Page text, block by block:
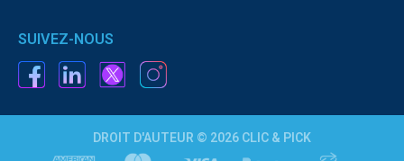
SUIVEZ-NOUS
DROIT D'AUTEUR © 2026 CLIC & PICK